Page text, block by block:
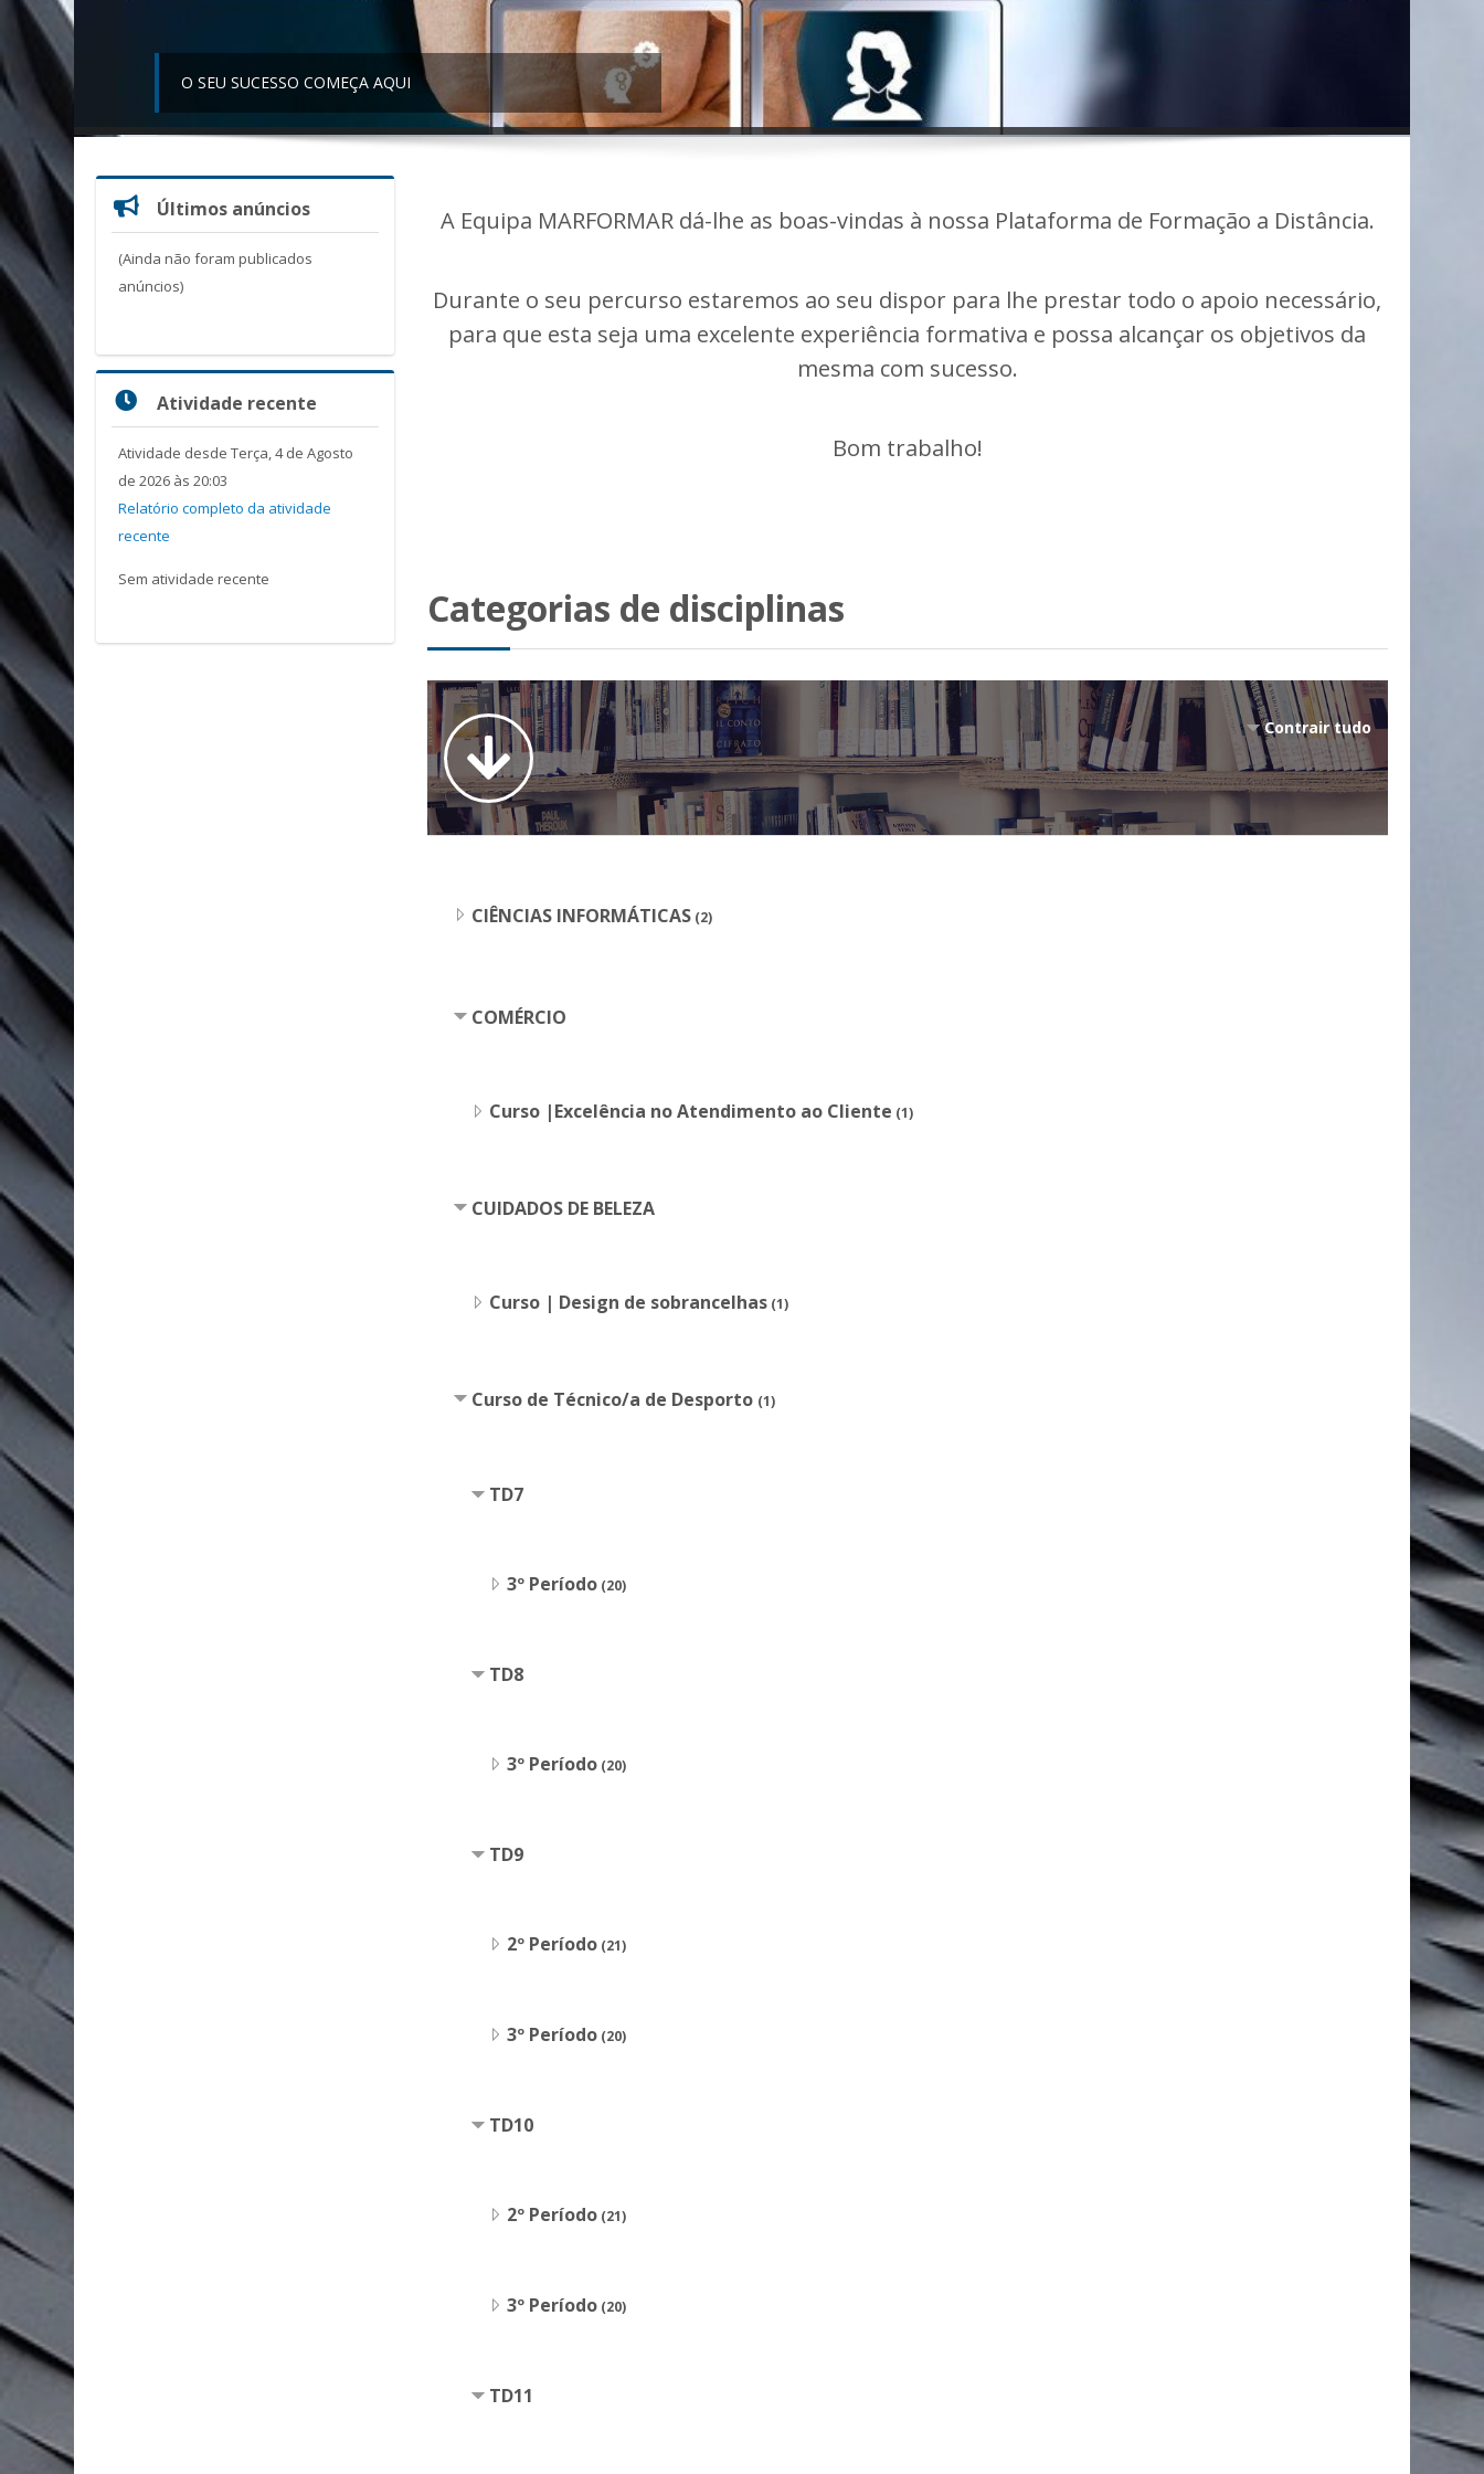
O SEU SUCESSO COMEÇA AQUI
A Equipa MARFORMAR dá-lhe as boas-vindas à nossa Plataforma de Formação a Distância.
Durante o seu percurso estaremos ao seu dispor para lhe prestar todo o apoio necessário,
para que esta seja uma excelente experiência formativa e possa alcançar os objetivos da
mesma com sucesso.
Bom trabalho!
Categorias de disciplinas
Contrair tudo
CIÊNCIAS INFORMÁTICAS (2)
COMÉRCIO
Curso |Excelência no Atendimento ao Cliente (1)
CUIDADOS DE BELEZA
Curso | Design de sobrancelhas (1)
Curso de Técnico/a de Desporto (1)
TD7
3º Período (20)
TD8
3º Período (20)
TD9
2º Período (21)
3º Período (20)
TD10
2º Período (21)
3º Período (20)
TD11
Últimos
Últimos anúncios
(Ainda não foram publicados
anúncios)
AtividadeAtividade recente
Atividade desde Terça, 4 de Agosto
de 2026 às 20:03
Relatório completo da atividade
recente
Sem atividade recente